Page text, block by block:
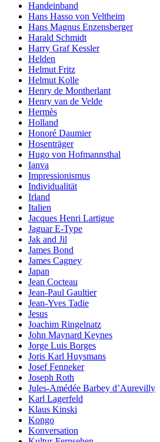
Handeinband
Hans Hasso von Veltheim
Hans Magnus Enzensberger
Harald Schmidt
Harry Graf Kessler
Helden
Helmut Fritz
Helmut Kolle
Henry de Montherlant
Henry van de Velde
Hermès
Holland
Honoré Daumier
Hosenträger
Hugo von Hofmannsthal
Ianva
Impressionismus
Individualität
Irland
Italien
Jacques Henri Lartigue
Jaguar E-Type
Jak and Jil
James Bond
James Cagney
Japan
Jean Cocteau
Jean-Paul Gaultier
Jean-Yves Tadie
Jesus
Joachim Ringelnatz
John Maynard Keynes
Jorge Luis Borges
Joris Karl Huysmans
Josef Fenneker
Joseph Roth
Jules-Amédée Barbey d’Aurevilly
Karl Lagerfeld
Klaus Kinski
Kongo
Konversation